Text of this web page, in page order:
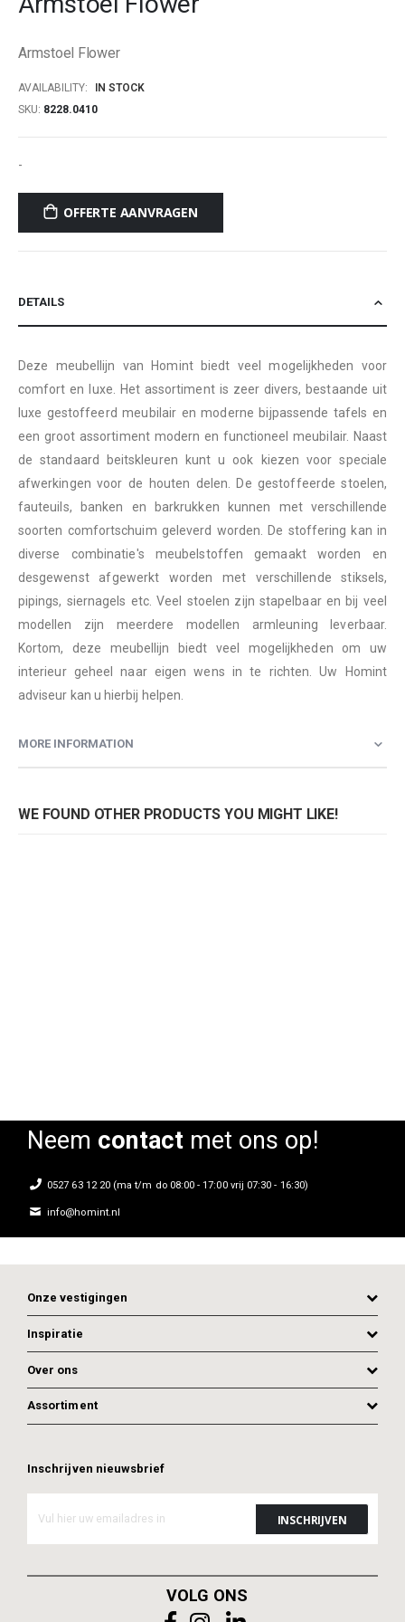
the
gallery
Armstoel Flower
AVAILABILITY:
IN STOCK
SKU 8228.0410
-
OFFERTE AANVRAGEN
DETAILS
Deze meubellijn van Homint biedt veel mogelijkheden voor
comfort en luxe. Het assortiment is zeer divers, bestaande uit
luxe gestoffeerd meubilair en moderne bijpassende tafels en
een groot assortiment modern en functioneel meubilair. Naast
de standaard beitskleuren kunt u ook kiezen voor speciale
afwerkingen voor de houten delen. De gestoffeerde stoelen,
fauteuils, banken en barkrukken kunnen met verschillende
soorten comfortschuim geleverd worden. De stoffering kan in
diverse combinatie's meubelstoffen gemaakt worden en
desgewenst afgewerkt worden met verschillende stiksels,
pipings, siernagels etc. Veel stoelen zijn stapelbaar en bij veel
modellen zijn meerdere modellen armleuning leverbaar.
Kortom, deze meubellijn biedt veel mogelijkheden om uw
interieur geheel naar eigen wens in te richten. Uw Homint
adviseur kan u hierbij helpen.
MORE INFORMATION
WE FOUND OTHER PRODUCTS YOU MIGHT LIKE!
ADD TO CART ADD TO CART
Neem contactmet ons op!
0527 63 12 20 (ma t/m do 08:00 - 17:00 vrij 07:30 - 16:30)
info@homint.nl
Onze vestigingen
Inspiratie
Over ons
Assortiment
Inschrijven nieuwsbrief
VOLG ONS